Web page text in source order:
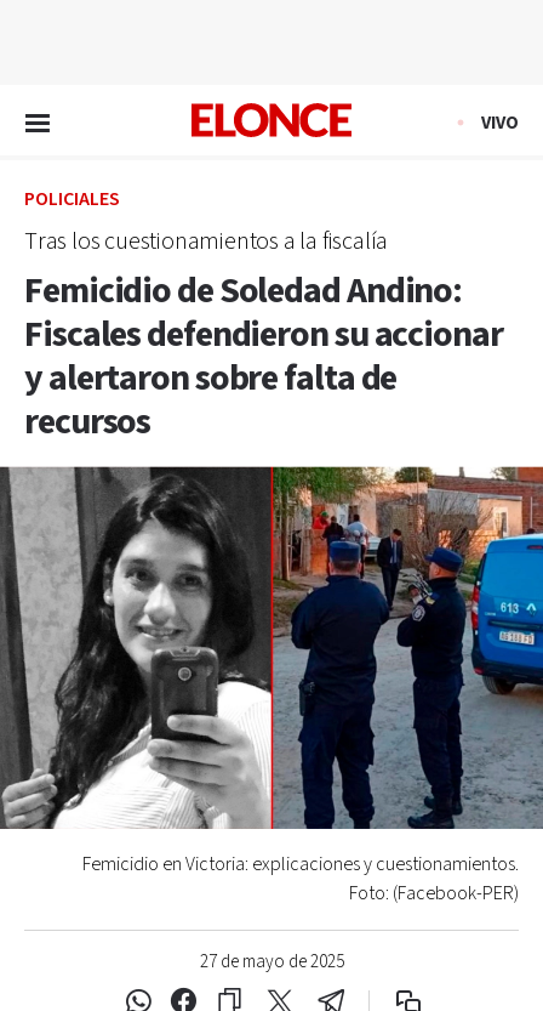
VIVO
POLICIALES
Tras los cuestionamientos a la fiscalía
Femicidio de Soledad Andino:
Fiscales defendieron su accionar
y alertaron sobre falta de
recursos
27 de mayo de 2025
Femicidio en Victoria: explicaciones y cuestionamientos.
Foto: (Facebook-PER)